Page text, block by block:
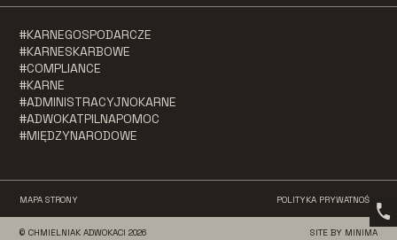
MAPA STRONY POLITYKA PRYWATNOŚCI
#KARNEGOSPODARCZE
#KARNESKARBOWE
#COMPLIANCE
#KARNE
#ADMINISTRACYJNOKARNE
#ADWOKATPILNAPOMOC
#MIĘDZYNARODOWE
© CHMIELNIAK ADWOKACI 2026 SITE BY MINIMA